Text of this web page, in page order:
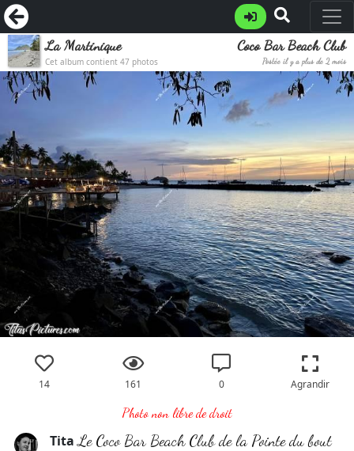
La Martinique
Cet album contient 47 photos
Coco Bar Beach Club
Postée il y a plus de 2 mois
14 161 0 Agrandir
Photo non libre de droit
Tita Le Coco Bar Beach Club de la Pointe du bout